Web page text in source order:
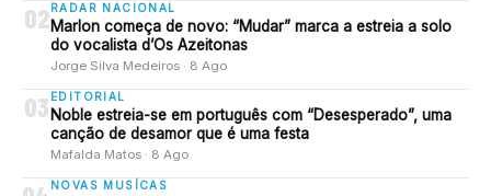
02 RADAR NACIONAL
Marlon começa de novo: “Mudar” marca a estreia a solo
do vocalista d’Os Azeitonas
Jorge Silva Medeiros · 8 Ago
03 EDITORIAL
Noble estreia-se em português com “Desesperado”, uma
canção de desamor que é uma festa
Mafalda Matos · 8 Ago
NOVAS MUSÍCAS